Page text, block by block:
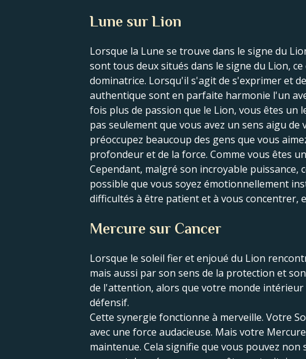
Lune sur Lion
Lorsque la Lune se trouve dans le signe du
sont tous deux situés dans le signe du Lion,
dominatrice. Lorsqu'il s'agit de s'exprimer et
authentique sont en parfaite harmonie l'un
fois plus de passion que le Lion, vous êtes
pas seulement que vous avez un sens aigu
préoccupez beaucoup des gens que vous
profondeur et de la force. Comme vous êtes
Cependant, malgré son incroyable puissance,
possible que vous soyez émotionnellement
difficultés à être patient et à vous concentrer,
Mercure sur Cancer
Lorsque le soleil fier et enjoué du Lion
mais aussi par son sens de la protection et
de l'attention, alors que votre monde
défensif.
Cette synergie fonctionne à merveille. Votre
avec une force audacieuse. Mais votre
maintenue. Cela signifie que vous pouvez